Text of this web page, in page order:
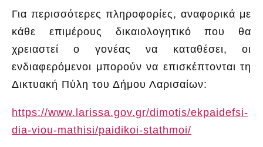
Για περισσότερες πληροφορίες, αναφορικά με
κάθε επιμέρους δικαιολογητικό που θα
χρειαστεί ο γονέας να καταθέσει, οι
ενδιαφερόμενοι μπορούν να επισκέπτονται τη
Δικτυακή Πύλη του Δήμου Λαρισαίων:
https://www.larissa.gov.gr/dimotis/ekpaidefsi-
dia-viou-mathisi/paidikoi-stathmoi/